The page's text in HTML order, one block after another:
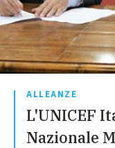
ALLEANZE
L'UNICEF
Nazionale